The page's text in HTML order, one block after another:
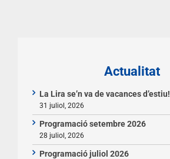
Actualitat
La Lira se’n va de vacances d’estiu!
31 juliol, 2026
Programació setembre 2026
28 juliol, 2026
Programació juliol 2026